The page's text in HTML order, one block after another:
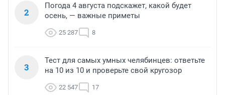
2
Погода 4 августа подскажет, какой будет
осень, — важные приметы
25 287 8
3
Тест для самых умных челябинцев: ответьте
на 10 из 10 и проверьте свой кругозор
22 547 17